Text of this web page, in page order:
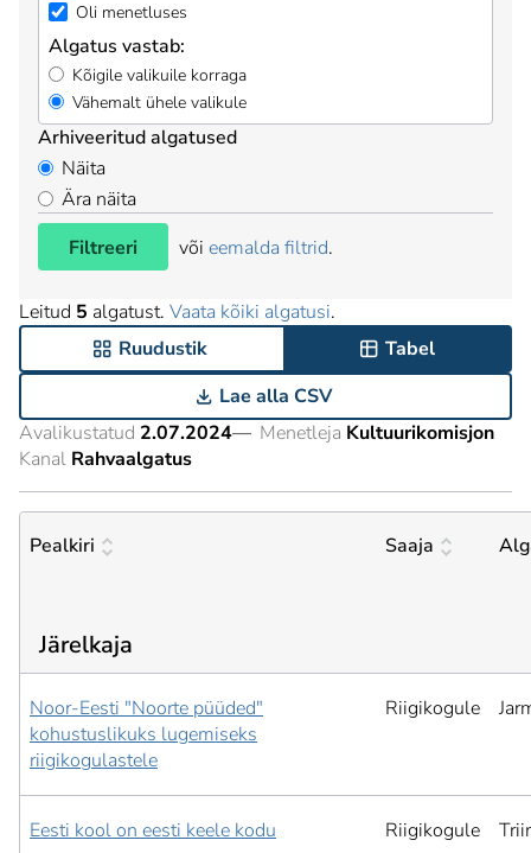
Oli menetluses
Algatus vastab:
Kõigile valikuile korraga
Vähemalt ühele valikule
Arhiveeritud algatused
Näita
Ära näita
Filtreeri
või eemalda filtrid.
Leitud 5 algatust. Vaata kõiki algatusi.
Ruudustik
Tabel
Lae alla CSV
Avalikustatud 2.07.2024— Menetleja Kultuurikomisjon
Kanal Rahvaalgatus
Pealkiri Saaja
Järelkaja
Noor-Eesti "Noorte püüded"
kohustuslikuks lugemiseks
riigikogulastele
Riigikogule
Eesti kool on eesti keele kodu Riigikogule